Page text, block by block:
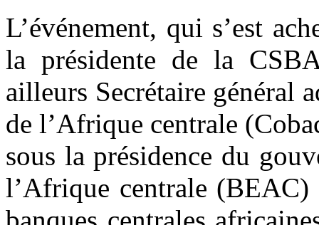
L’événement, qui s’est
la présidente de la
ailleurs Secrétaire général
de l’Afrique centrale
sous la présidence du
l’Afrique centrale (BEAC)